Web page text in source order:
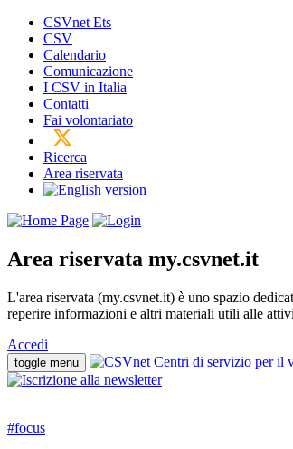
CSVnet Ets
CSV
Calendario
Comunicazione
I CSV in Italia
Contatti
Fai volontariato
Ricerca
Area riservata
Area riservata my.csvnet.it
L'area riservata (my.csvnet.it) è uno spazio
reperire informazioni e altri materiali utili alle
Accedi
toggle menu
#focus